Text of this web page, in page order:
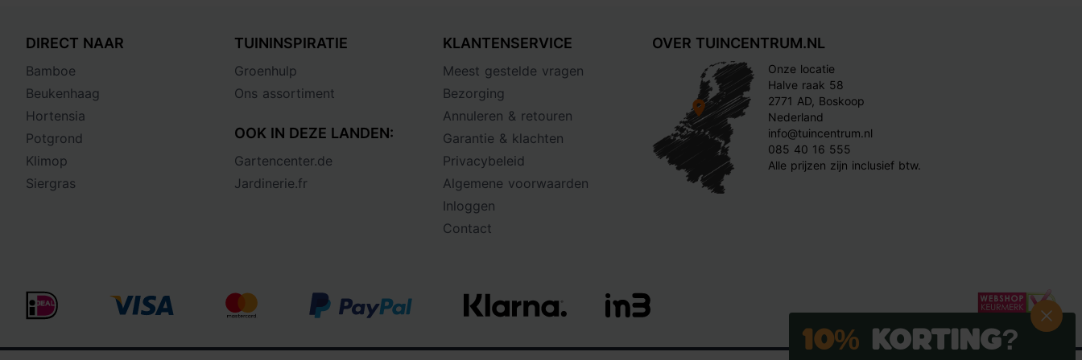
DIRECT NAAR
Bamboe
Beukenhaag
Hortensia
Potgrond
Klimop
Siergras
TUININSPIRATIE
Groenhulp
Ons assortiment
OOK IN DEZE LANDEN:
Gartencenter.de
Jardinerie.fr
KLANTENSERVICE
Meest gestelde vragen
Bezorging
Annuleren & retouren
Garantie & klachten
Privacybeleid
Algemene voorwaarden
Inloggen
Contact
OVER TUINCENTRUM.NL
Onze locatie
Halve raak 58
2771 AD, Boskoop
Nederland
info@tuincentrum.nl
085 40 16 555
Alle prijzen zijn inclusief btw.
10% Korting?